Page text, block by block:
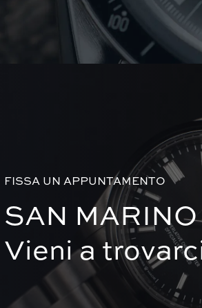
FISSA UN APPUNTAMENTO
SAN
Vieni a